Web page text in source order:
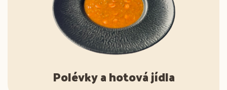
Polévky a hotová jídla